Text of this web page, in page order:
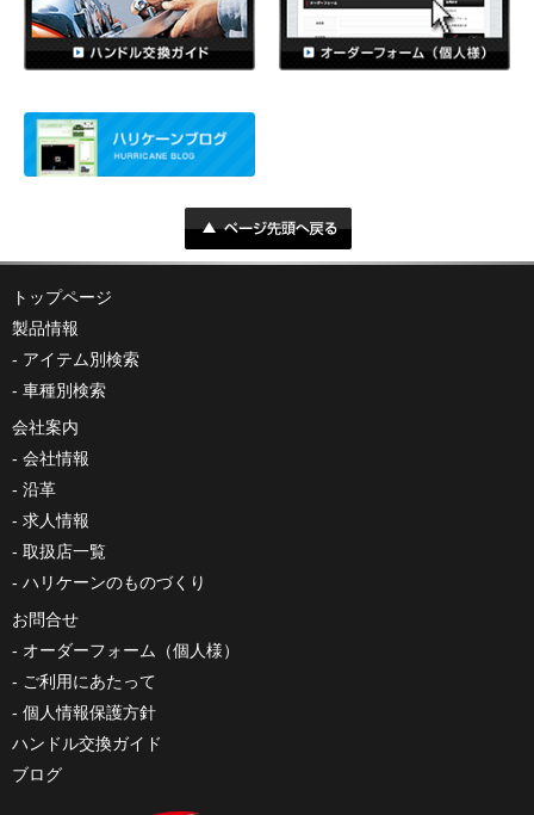
トップページ
製品情報
アイテム別検索
車種別検索
会社案内
会社情報
沿革
求人情報
取扱店一覧
ハリケーンのものづくり
お問合せ
オーダーフォーム（個人様）
ご利用にあたって
個人情報保護方針
ハンドル交換ガイド
ブログ